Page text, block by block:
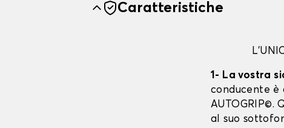
Caratteristiche
1- La vostra
conducente è
AUTOGRIP©.
al suo